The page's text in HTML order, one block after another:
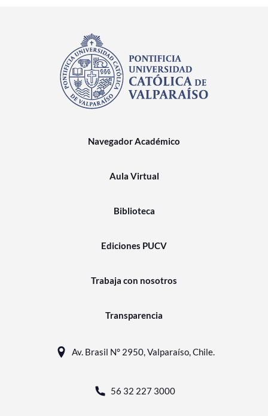
Navegador Académico
Aula Virtual
Biblioteca
Ediciones PUCV
Trabaja con nosotros
Transparencia
Av. Brasil N° 2950, Valparaíso, Chile.
56 32 227 3000